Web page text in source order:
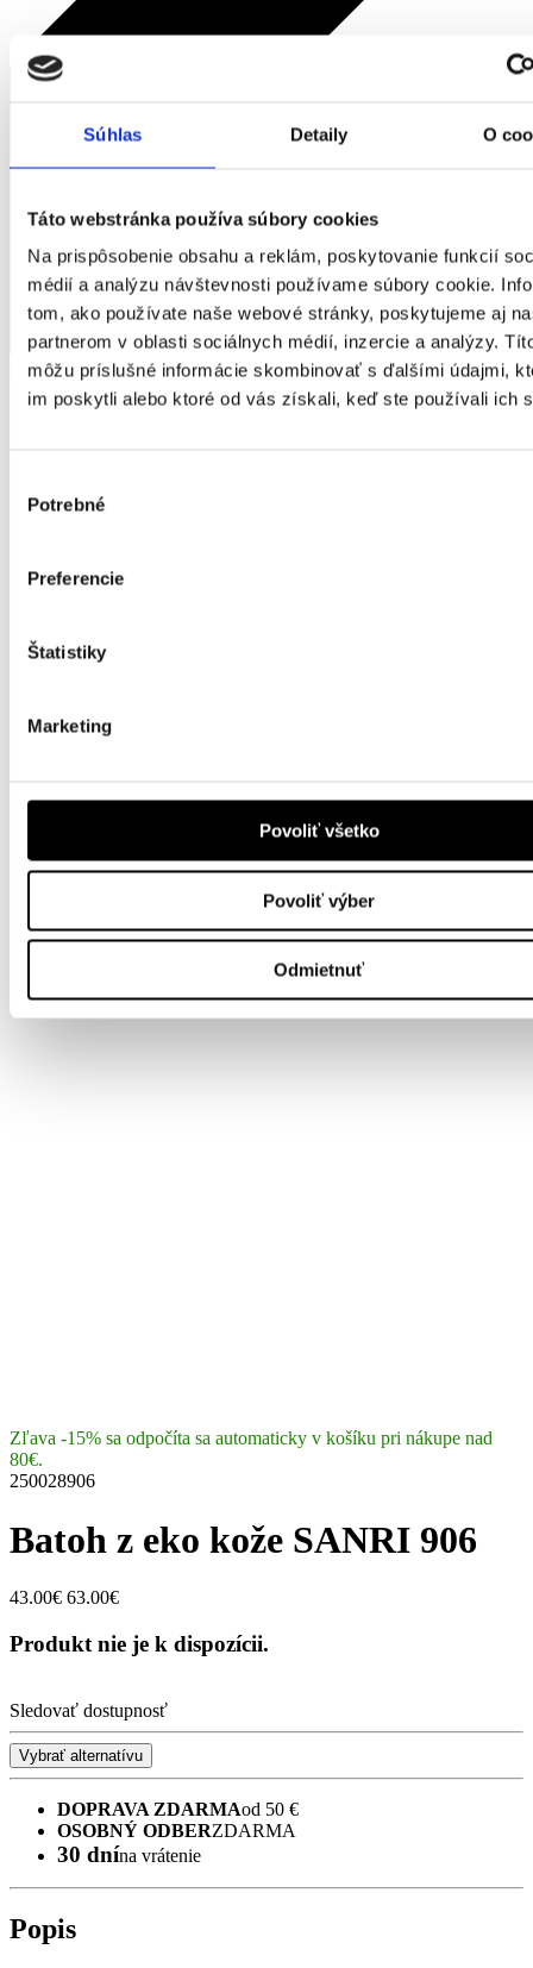
Súhlas Detaily O
Táto webstránka používa súbory cookies
Na prispôsobenie obsahu a reklám, poskytovanie funkcií
médií a analýzu návštevnosti používame súbory cookie.
tom, ako používate naše webové stránky, poskytujeme aj
partnerom v oblasti sociálnych médií, inzercie a analýzy.
môžu príslušné informácie skombinovať s ďalšími údajmi,
im poskytli alebo ktoré od vás získali, keď ste používali ich
súhlasu
Potrebné
Preferencie
Štatistiky
Marketing
Povoliť všetko
Povoliť výber
Odmietnuť
späť
Domov
Batoh z eko kože SANRI 906
Zľava -15% sa odpočíta sa automaticky v košíku pri nákupe nad
80€.
250028906
Batoh z eko kože SANRI 906
43.00€ 63.00€
Produkt nie je k dispozícii.
Sledovať dostupnosť
Vybrať alternatívu
DOPRAVA ZDARMAod 50 €
OSOBNÝ ODBERZDARMA
30 dnína vrátenie
Popis